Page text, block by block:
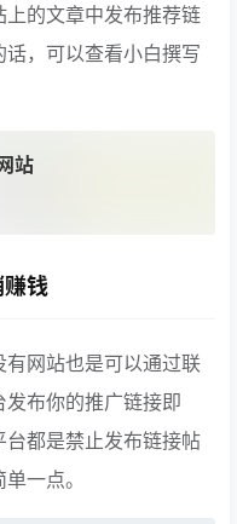
的文章中发布推荐链
，可以查看小白撰写
站
钱
网站也是可以通过联
布你的推广链接即
都是禁止发布链接帖
一点。